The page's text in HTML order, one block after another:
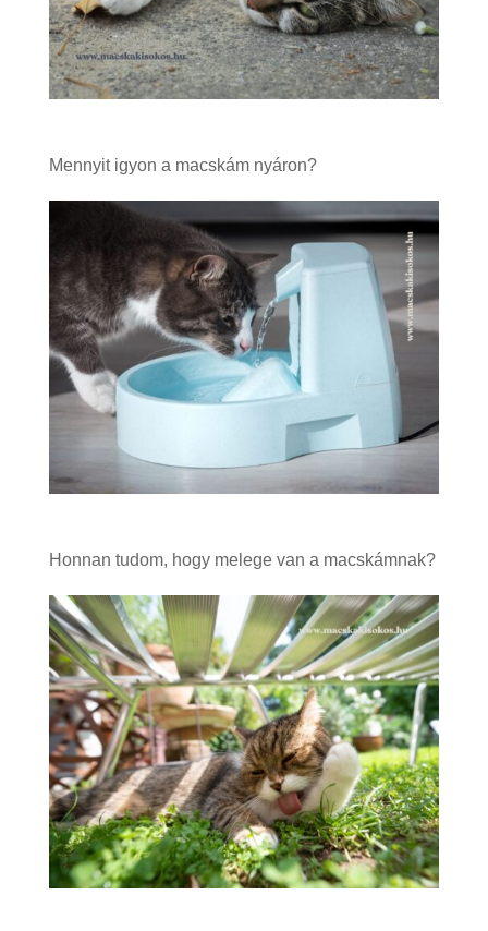
Mennyit igyon a macskám nyáron?
Honnan tudom, hogy melege van a macskámnak?